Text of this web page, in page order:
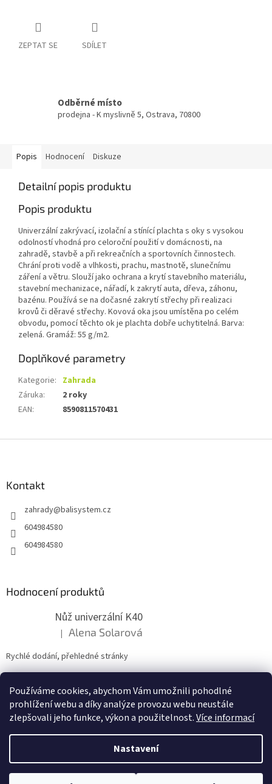
Používáme cookies, abychom Vám umožnili pohodlné
prohlížení webu a díky analýze provozu webu neustále
zlepšovali jeho funkce, výkon a použitelnost.Více informací
Nastavení
ZEPTAT SE SDÍLET
Odběrné místo
prodejna - K myslivně 5, Ostrava, 70800
Popis Hodnocení Diskuze
Detailní popis produktu
Popis produktu
Univerzální zakrývací, izolační a stínící plachta s oky s vysokou
odolností vhodná pro celoroční použití v domácnosti, na
zahradě, stavbě a při rekreačních a sportovních činnostech.
Chrání proti vodě a vlhkosti, prachu, mastnotě, slunečnímu
záření a větru. Slouží jako ochrana a krytí stavebního materiálu,
stavební mechanizace, nářadí, k zakrytí auta, dřeva, záhonu,
bazénu. Používá se na dočasné zakrytí střechy při realizaci
krovů či děravé střechy. Kovová oka jsou umístěna po celém
obvodu, pomocí těchto ok je plachta dobře uchytitelná. Barva:
zelená. Gramáž: 55 g/m2.
Doplňkové parametry
Kategorie: Zahrada
Záruka:
2 roky
EAN: 8590811570431
Kontakt
zahrady@balisystem.cz
604984580
604984580
Hodnocení produktů
Nůž univerzální K40
Hodnocení produktu je 5 z 5 hvězdiček.
| Alena Solarová
Rychlé dodání, přehledné stránky
ZDE NÁM MŮŽETE VLOŽIT HODNOCENÍ
Vytvořil Shoptet